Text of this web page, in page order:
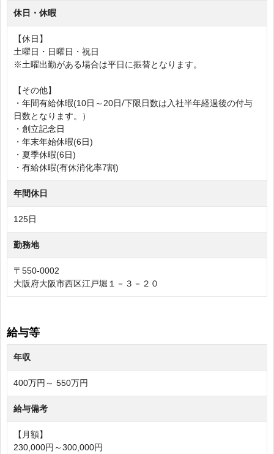
休日・休暇
【休日】
土曜日・日曜日・祝日
※土曜出勤がある場合は平日に振替となります。
【その他】
・年間有給休暇(10日～20日/下限日数は入社半年経過後の付与
日数となります。）
・創立記念日
・年末年始休暇(6日)
・夏季休暇(6日)
・有給休暇(有休消化率7割)
年間休日
125日
勤務地
〒550-0002
大阪府大阪市西区江戸堀１－３－２０
給与等
年収
400万円～ 550万円
給与備考
【月額】
230,000円～300,000円